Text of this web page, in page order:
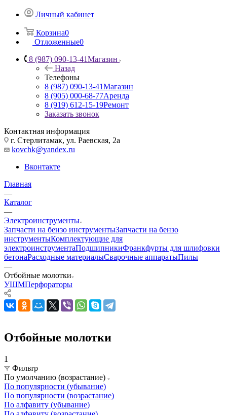
Личный кабинет
Корзина0
Отложенные0
8 (987) 090-13-41Магазин
Назад
Телефоны
8 (987) 090-13-41Магазин
8 (905) 000-68-77Аренда
8 (919) 612-15-19Ремонт
Заказать звонок
Контактная информация
г. Стерлитамак, ул. Раевская, 2а
kovchk@yandex.ru
Вконтакте
Главная
—
Каталог
—
Электроинструменты
Запчасти на бензо инструментыЗапчасти на бензо
инструментыКомплектующие для
электроинструментаПодшипникиФранкфурты для шлифовки
бетонаРасходные материалыСварочные аппаратыПилы
—
Отбойные молотки
УШМПерфораторы
Отбойные молотки
1
Фильтр
По умолчанию (возрастание)
По популярности (убывание)
По популярности (возрастание)
По алфавиту (убывание)